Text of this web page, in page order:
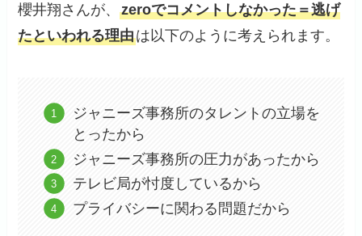
櫻井翔さんが、zeroでコメントしなかった＝逃げ
たといわれる理由は以下のように考えられます。
ジャニーズ事務所のタレントの立場を
とったから
ジャニーズ事務所の圧力があったから
テレビ局が忖度しているから
プライバシーに関わる問題だから